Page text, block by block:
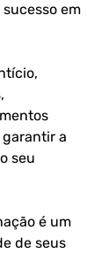
em
a
seu
é um
de seus